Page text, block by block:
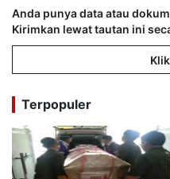
Anda punya data atau
Kirimkan lewat tautan ini
Terpopuler